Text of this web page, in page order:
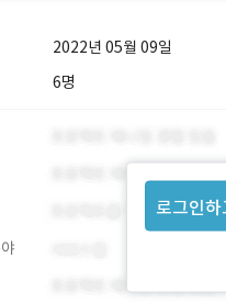
2022년 05월 09일
6명
로그인